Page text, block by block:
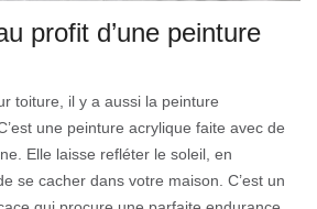
profit d’une peinture
toiture, il y a aussi la peinture
une peinture acrylique faite avec de
Elle laisse refléter le soleil, en
se cacher dans votre maison. C’est un